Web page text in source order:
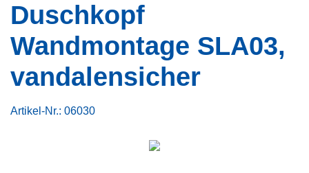
Duschkopf
Wandmontage SLA03,
vandalensicher
Artikel-Nr.: 06030